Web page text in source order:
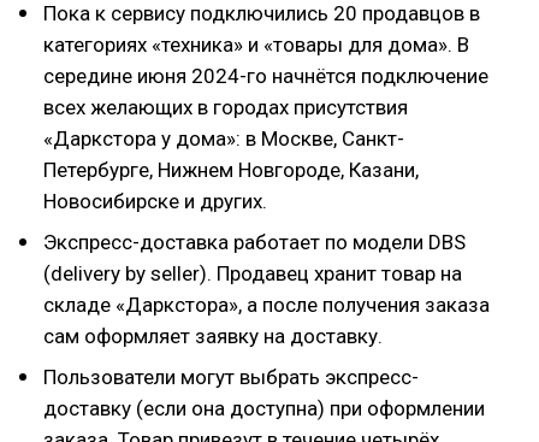
Пока к сервису подключились 20 продавцов в
категориях «техника» и «товары для дома». В
середине июня 2024-го начнётся подключение
всех желающих в городах присутствия
«Даркстора у дома»: в Москве, Санкт-
Петербурге, Нижнем Новгороде, Казани,
Новосибирске и других.
Экспресс-доставка работает по модели DBS
(delivery by seller). Продавец хранит товар на
складе «Даркстора», а после получения заказа
сам оформляет заявку на доставку.
Пользователи могут выбрать экспресс-
доставку (если она доступна) при оформлении